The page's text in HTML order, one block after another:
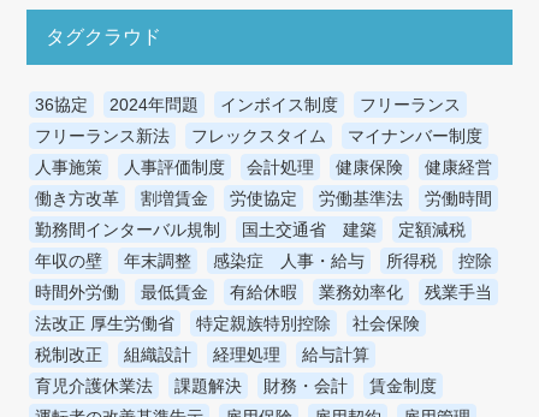
タグクラウド
36協定 2024年問題 インボイス制度
フリーランス
フリーランス新法
フレックスタイム
マイナンバー制度
人事施策
人事評価制度 会計処理 健康保険
健康経営
働き方改革
割増賃金 労使協定 労働基準法
労働時間
勤務間インターバル規制
国土交通省 建築
定額減税
年収の壁
年末調整 感染症 人事・給与 所得税
控除
時間外労働
最低賃金 有給休暇 業務効率化
残業手当
法改正 厚生労働省
特定親族特別控除
社会保険
税制改正
組織設計 経理処理
給与計算
育児介護休業法
課題解決 財務・会計
賃金制度